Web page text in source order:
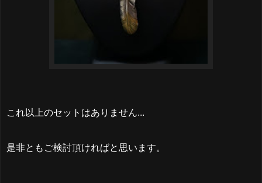
これ以上のセットはありません...
是非ともご検討頂ければと思います。